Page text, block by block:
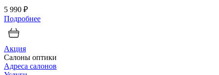
5 990 ₽
Подробнее
Акция
Салоны оптики
Адреса салонов